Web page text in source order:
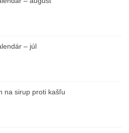
– júl
na sirup proti kašľu